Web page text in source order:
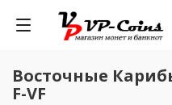
Восточные
F-VF